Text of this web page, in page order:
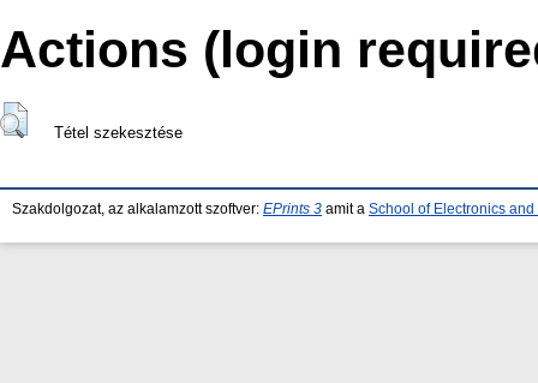
Actions (login
Tétel szekesztése
Szakdolgozat, az alkalamzott szoftver: EPrints 3 amit a School of Electronics